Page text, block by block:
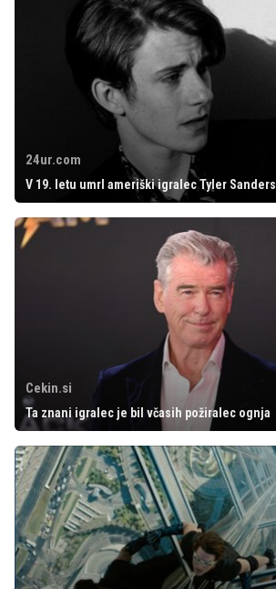
24ur.com
V 19. letu umrl ameriški igralec Tyler Sanders
Cekin.si
Ta znani igralec je bil včasih požiralec ognja